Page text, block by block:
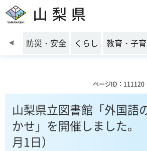
山梨県
前のスライドを表示
防災・安全 くらし 教育・子
ページID：111120
山梨県立図書館「外国語
かせ」を開催しました。
月1日）